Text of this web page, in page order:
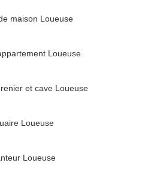
maison Loueuse
Loueuse
et cave Loueuse
Loueuse
Loueuse